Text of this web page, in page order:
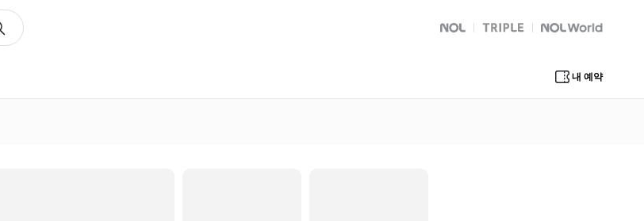
NOL
트리플 Global Interpark
내 예약